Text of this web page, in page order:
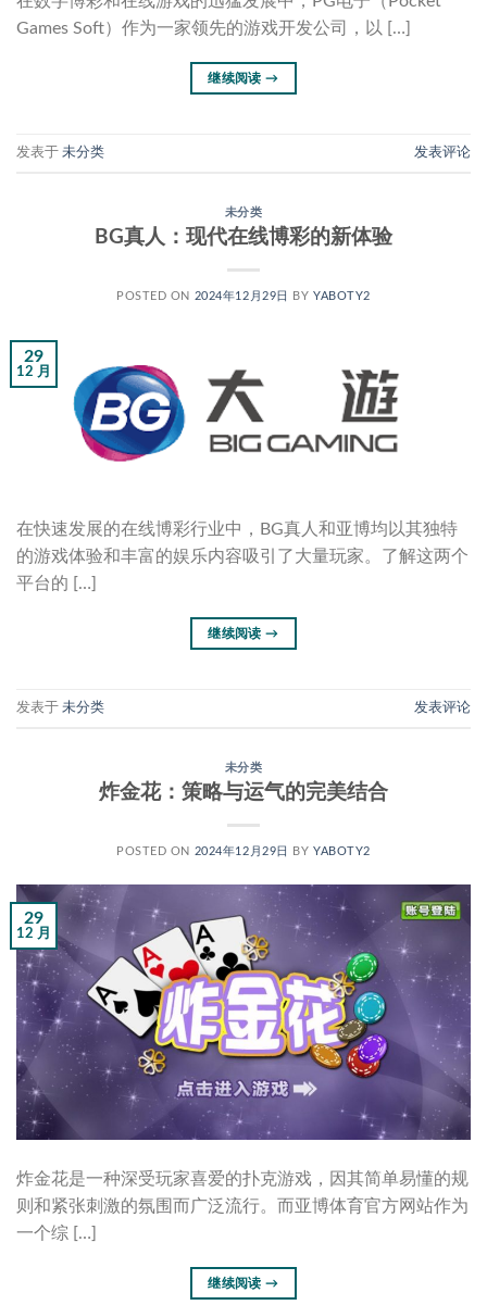
Games Soft）作为一家领先的游戏开发公司，以 […]
继续阅读→
发表于 未分类 发表评论
未分类
BG真人：现代在线博彩的新体验
POSTED ON 2024年12月29日 BYYABOTY2
29
12 月
在快速发展的在线博彩行业中，BG真人和亚博均以其独特
的游戏体验和丰富的娱乐内容吸引了大量玩家。了解这两个
平台的 […]
继续阅读→
发表于 未分类 发表评论
未分类
炸金花：策略与运气的完美结合
POSTED ON 2024年12月29日 BYYABOTY2
29
12 月
炸金花是一种深受玩家喜爱的扑克游戏，因其简单易懂的规
则和紧张刺激的氛围而广泛流行。而亚博体育官方网站作为
一个综 […]
继续阅读→